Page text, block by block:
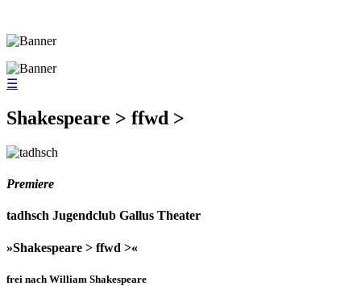
☰
Shakespeare > ffwd >
Premiere
tadhsch Jugendclub Gallus Theater
»Shakespeare > ffwd >«
frei nach William Shakespeare